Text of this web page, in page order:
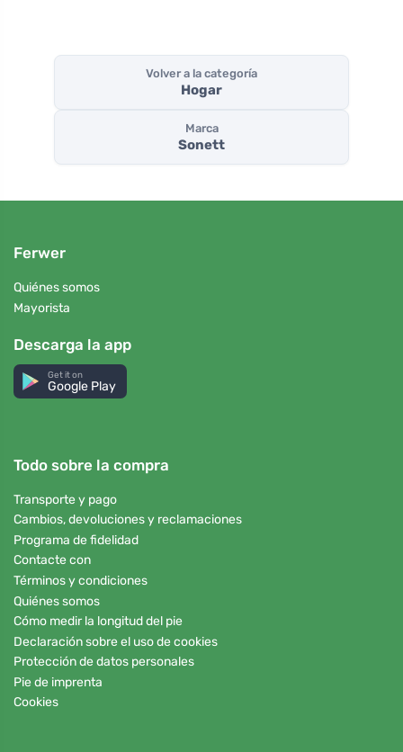
Volver a la categoría
Hogar
Marca
Sonett
Ferwer
Quiénes somos
Mayorista
Descarga la app
Get it on
Google Play
Todo sobre la compra
Transporte y pago
Cambios, devoluciones y reclamaciones
Programa de fidelidad
Contacte con
Términos y condiciones
Quiénes somos
Cómo medir la longitud del pie
Declaración sobre el uso de cookies
Protección de datos personales
Pie de imprenta
Cookies